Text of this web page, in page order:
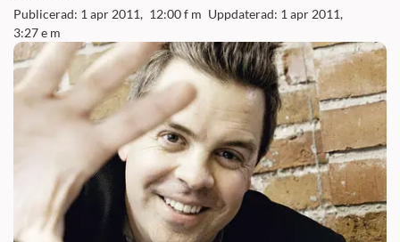
Publicerad: 1 apr 2011, 12:00 f m Uppdaterad: 1 apr 2011,
3:27 e m